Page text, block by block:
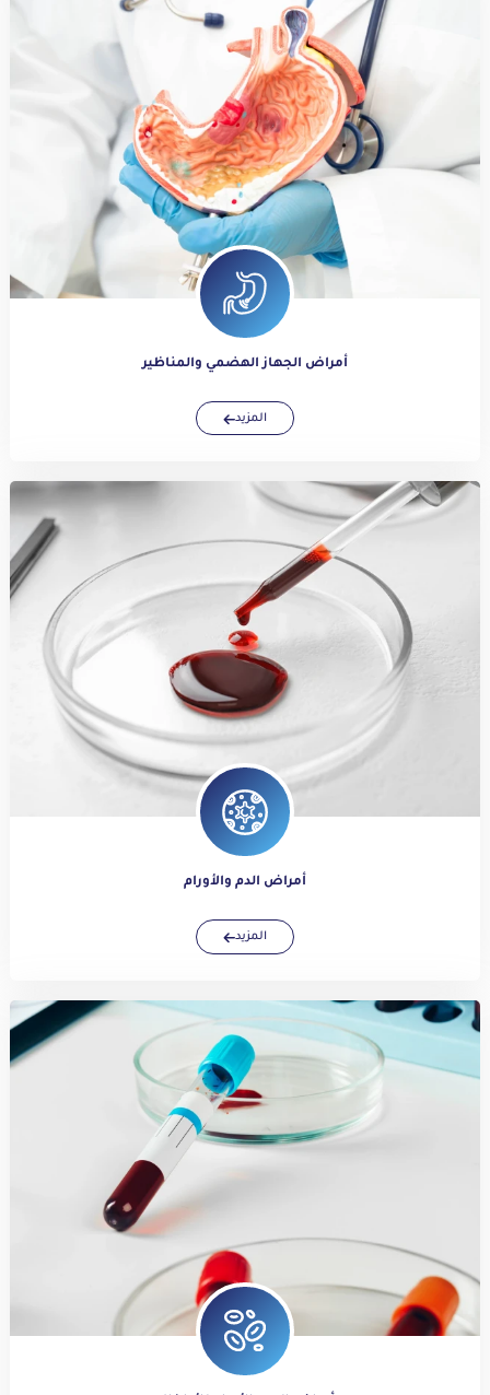
أمراض الجهاز الهضمي والمناظير
المزيد
أمراض الدم والأورام
المزيد